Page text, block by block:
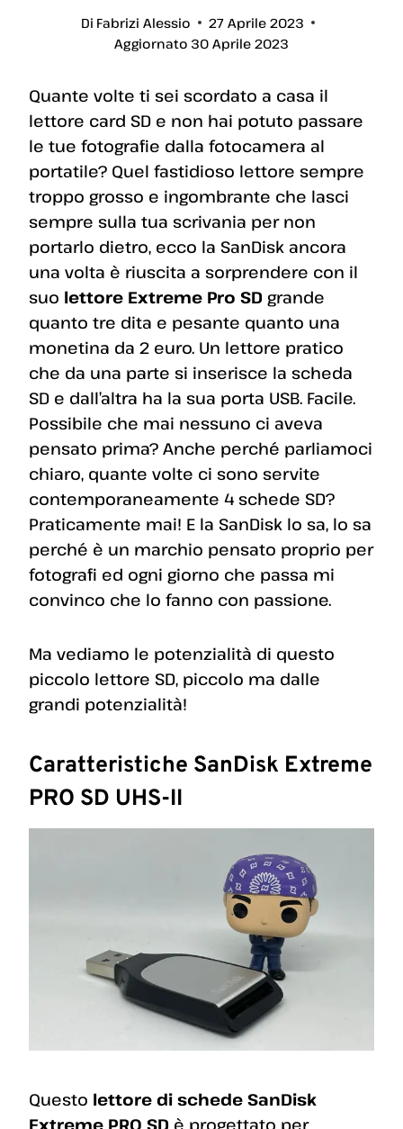
Di Fabrizi Alessio
27 Aprile 2023
Aggiornato 30 Aprile 2023
Quante volte ti sei scordato a casa il
lettore card SD e non hai potuto passare
le tue fotografie dalla fotocamera al
portatile? Quel fastidioso lettore sempre
troppo grosso e ingombrante che lasci
sempre sulla tua scrivania per non
portarlo dietro, ecco la SanDisk ancora
una volta è riuscita a sorprendere con il
suo lettore Extreme Pro SD grande
quanto tre dita e pesante quanto una
monetina da 2 euro. Un lettore pratico
che da una parte si inserisce la scheda
SD e dall’altra ha la sua porta USB. Facile.
Possibile che mai nessuno ci aveva
pensato prima? Anche perché parliamoci
chiaro, quante volte ci sono servite
contemporaneamente 4 schede SD?
Praticamente mai! E la SanDisk lo sa, lo sa
perché è un marchio pensato proprio per
fotografi ed ogni giorno che passa mi
convinco che lo fanno con passione.
Ma vediamo le potenzialità di questo
piccolo lettore SD, piccolo ma dalle
grandi potenzialità!
Caratteristiche SanDisk Extreme
PRO SD UHS-II
Questo lettore di schede SanDisk
Extreme PRO SD è progettato per